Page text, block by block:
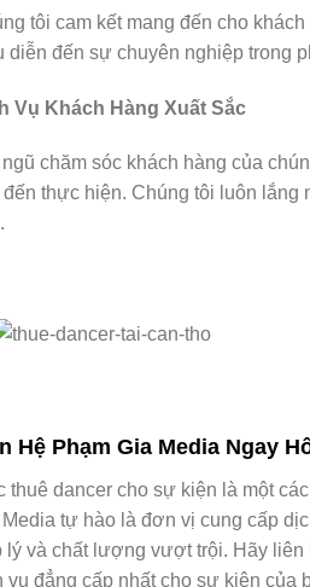
tôi cam kết mang đến cho
diễn đến sự chuyên nghiệp trong
Vụ Khách Hàng Xuất Sắc
chăm sóc khách hàng của
đến thực hiện. Chúng tôi luôn lắng
Hệ Phạm Gia Media Ngay
thuê dancer cho sự kiện là một
Media tự hào là đơn vị cung cấp
lý và chất lượng vượt trội. Hãy
vụ đẳng cấp nhất cho sự kiện của